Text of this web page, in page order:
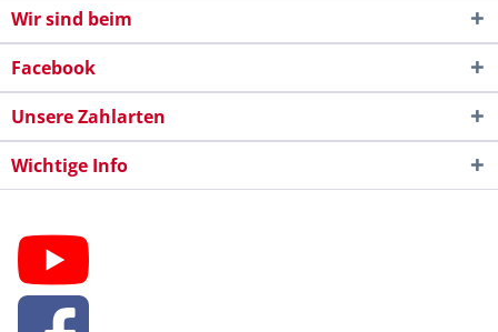
Wir sind beim
Facebook
Unsere Zahlarten
Wichtige Info